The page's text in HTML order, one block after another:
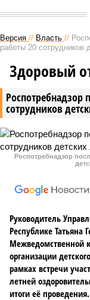
Версия // Власть //
работы 20 сотрудников
Роспотребнадзор
сотрудников
Здоровый
Роспотребнадзор
Руководитель
Республике Татьяна
Межведомственной
организации
рамках встречи
летней
итоги её проведения.